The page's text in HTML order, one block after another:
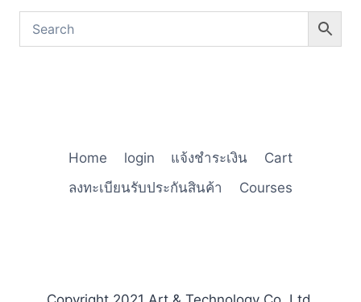
Home login แจ้งชำระเงิน
Cart
ลงทะเบียนรับประกันสินค้า
Courses